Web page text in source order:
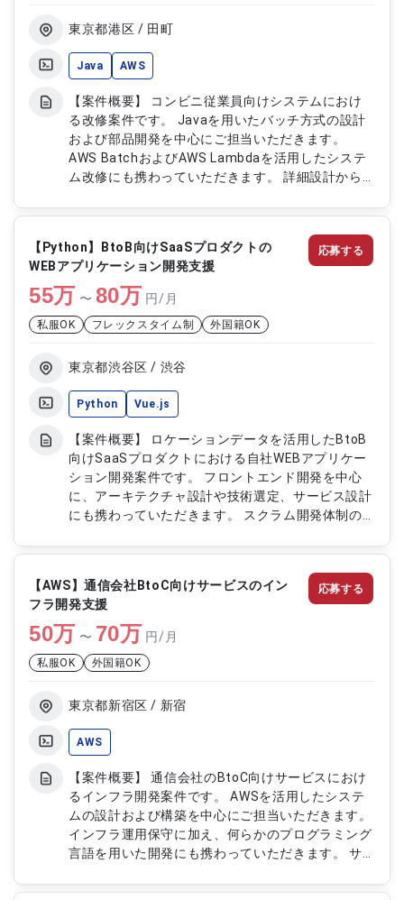
東京都港区 / 田町
Java AWS
【案件概要】 コンビニ従業員向けシステムにおけ
る改修案件です。 Javaを用いたバッチ方式の設計
および部品開発を中心にご担当いただきます。
AWS BatchおよびAWS Lambdaを活用したシステ
ム改修にも携わっていただきます。 詳細設計から
ンです。 【作業内容】 ・Javaを用いたバッチ方式
設計および部品開発 ・AWS BatchおよびAWS
Lambdaを用いたシステム改修対応 ・詳細設計の作
成および実装対応 ・システムの運用保守および改
善提案対応 ・他チームとの技術連携および調整対
応
【Python】BtoB向けSaaSプロダクトの
WEBアプリケーション開発支援
55万 〜 80万 円/月
私服OK フレックスタイム制 外国籍OK
東京都渋谷区 / 渋谷
Python Vue.js
【案件概要】 ロケーションデータを活用したBtoB
向けSaaSプロダクトにおける自社WEBアプリケー
ション開発案件です。 フロントエンド開発を中心
に、アーキテクチャ設計や技術選定、サービス設計
にも携わっていただきます。 スクラム開発体制の
開発を推進していただきます。 新規サービスの立
ち上げフェーズから関与できるポジションです。
【作業内容】 ・自社WEBプロダクトのアーキテク
チャ設計および開発対応 ・JavaScript（ES6）お
よびVue.jsを用いたフロントエンド開発 ・技術選定
およびサービス設計への参画 ・スクラム開発によ
るタスク管理および開発推進 ・UI/UXを考慮したフ
応募する
【AWS】通信会社BtoC向けサービスのイン
フラ開発支援
50万 〜 70万 円/月
私服OK 外国籍OK
東京都新宿区 / 新宿
AWS
【案件概要】 通信会社のBtoC向けサービスにおけ
るインフラ開発案件です。 AWSを活用したシステ
ムの設計および構築を中心にご担当いただきます。
インフラ運用保守に加え、何らかのプログラミング
言語を用いた開発にも携わっていただきます。 サ
アポジションとなります。 【作業内容】 ・AWS環
応募する